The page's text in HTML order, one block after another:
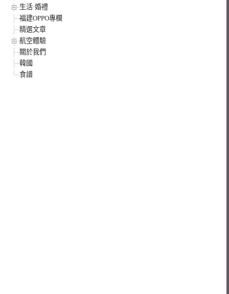
生活·婚禮
福建OPPO專欄
精選文章
航空體驗
關於我們
韓國
食譜